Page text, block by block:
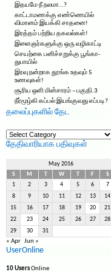
இதயமே நீ நலமா…?
காட்டாமணக்கு எண்ணெயில்
விமானம் இயக்கி சாதனை!
இரத்தம் பற்றிய தகவல்கள்!
இளைஞர்களுக்கு ஒரு வழிகாட்டி
செயற்கை பனிச்சறுக்கு பூங்கா-
துபாயில்
இரவு நன்றாக தூங்க உதவும் 5
உணவுகள்!
சூரிய ஒளி மின்சாரம் – பகுதி.3
நீர்மூழ்கி கப்பல் இயங்குவது எப்படி?
தலைப்புகளில் தேட
தலைப்புகளில்
தேட
தேதிவாரியாக பதிவுகள்
May 2016
S
M W F
S
1
2 3 4 5 6 7
8 9 10 11 12 13 14
15 16 17 18 19 20 21
22 23 24 25 26 27 28
29 30 31
« Apr Jun »
UserOnline
10 UsersOnline